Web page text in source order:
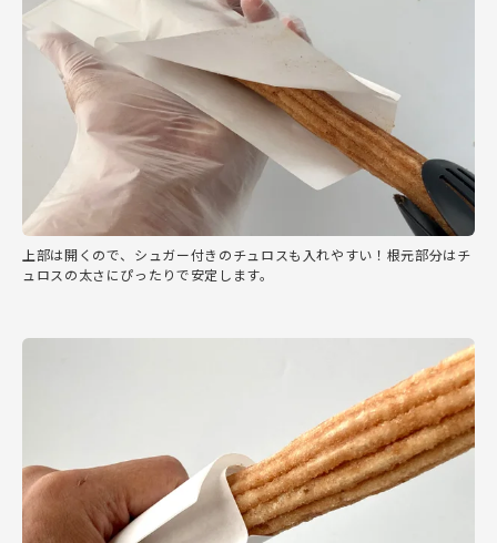
上部は開くので、シュガー付きのチュロスも入れやすい！根元部分はチ
ュロスの太さにぴったりで安定します。